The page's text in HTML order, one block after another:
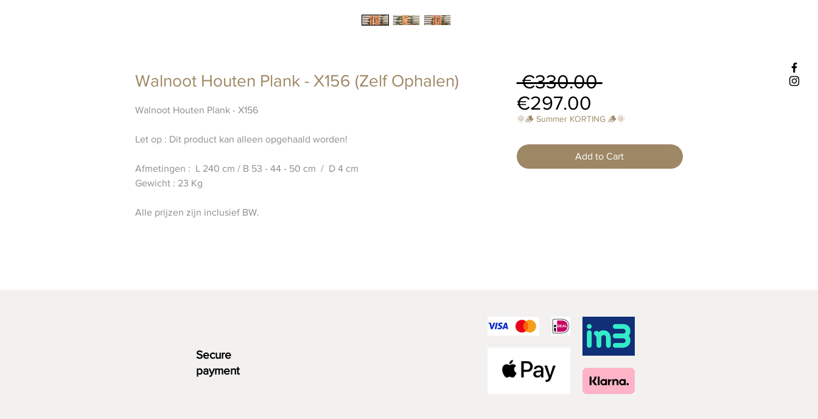
Walnoot Houten Plank - X156 (Zelf Ophalen)
Walnoot Houten Plank - X156
Let op : Dit product kan alleen opgehaald worden!
Afmetingen : L 240 cm / B 53 - 44 - 50 cm / D 4 cm
Gewicht : 23 Kg
Alle prijzen zijn inclusief BW.
€330.00 Regular
€297.00
Price
🌞🪵 Summer KORTING 🪵🌞
Add to Cart
Secure
payment